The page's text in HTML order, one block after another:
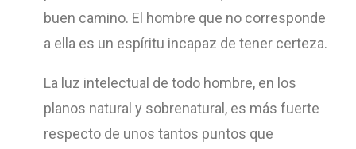
buen camino. El hombre que no corresponde
a ella es un espíritu incapaz de tener certeza.
La luz intelectual de todo hombre, en los
planos natural y sobrenatural, es más fuerte
respecto de unos tantos puntos que